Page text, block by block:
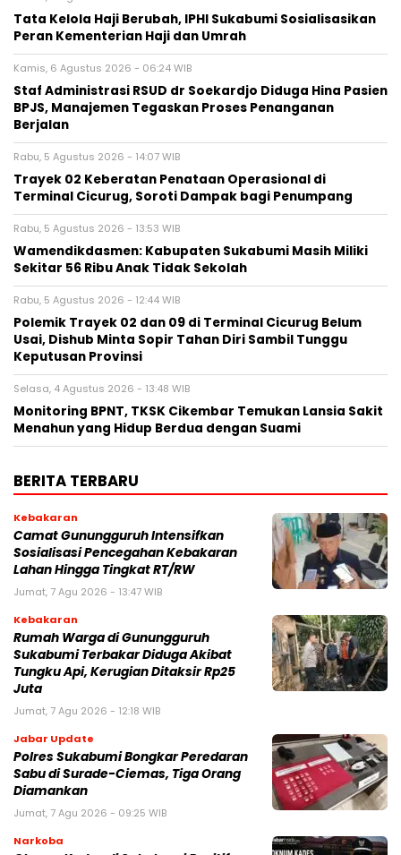
Tata Kelola Haji Berubah, IPHI Sukabumi Sosialisasikan
Peran Kementerian Haji dan Umrah
Kamis, 6 Agustus 2026 - 06:24 WIB
Staf Administrasi RSUD dr Soekardjo Diduga Hina Pasien
BPJS, Manajemen Tegaskan Proses Penanganan
Berjalan
Rabu, 5 Agustus 2026 - 14:07 WIB
‎Trayek 02 Keberatan Penataan Operasional di
Terminal Cicurug, Soroti Dampak bagi Penumpang
Rabu, 5 Agustus 2026 - 13:53 WIB
Wamendikdasmen: Kabupaten Sukabumi Masih Miliki
Sekitar 56 Ribu Anak Tidak Sekolah
Rabu, 5 Agustus 2026 - 12:44 WIB
Polemik Trayek 02 dan 09 di Terminal Cicurug Belum
Usai, Dishub Minta Sopir Tahan Diri Sambil Tunggu
Keputusan Provinsi
Selasa, 4 Agustus 2026 - 13:48 WIB
‎Monitoring BPNT, TKSK Cikembar Temukan Lansia Sakit
Menahun yang Hidup Berdua dengan Suami
BERITA TERBARU
Kebakaran
‎‎Camat Gunungguruh Intensifkan
Sosialisasi Pencegahan Kebakaran
Lahan Hingga Tingkat RT/RW‎
Jumat, 7 Agu 2026 - 13:47 WIB
Kebakaran
‎Rumah Warga di Gunungguruh
Sukabumi Terbakar Diduga Akibat
Tungku Api, Kerugian Ditaksir Rp25
Juta
Jumat, 7 Agu 2026 - 12:18 WIB
Jabar Update
Polres Sukabumi Bongkar Peredaran
Sabu di Surade-Ciemas, Tiga Orang
Diamankan
Jumat, 7 Agu 2026 - 09:25 WIB
Narkoba